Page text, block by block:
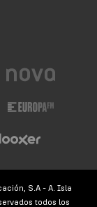
S.A - A. Isla
todos los